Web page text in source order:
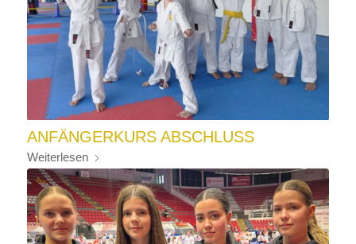
ANFÄNGERKURS ABSCHLUSS
Weiterlesen